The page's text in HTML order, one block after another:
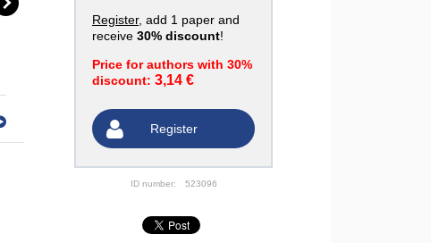
Register, add 1 paper and
receive 30% discount!
Price for authors with 30%
discount: 3,14 €
Register
ID number: 523096